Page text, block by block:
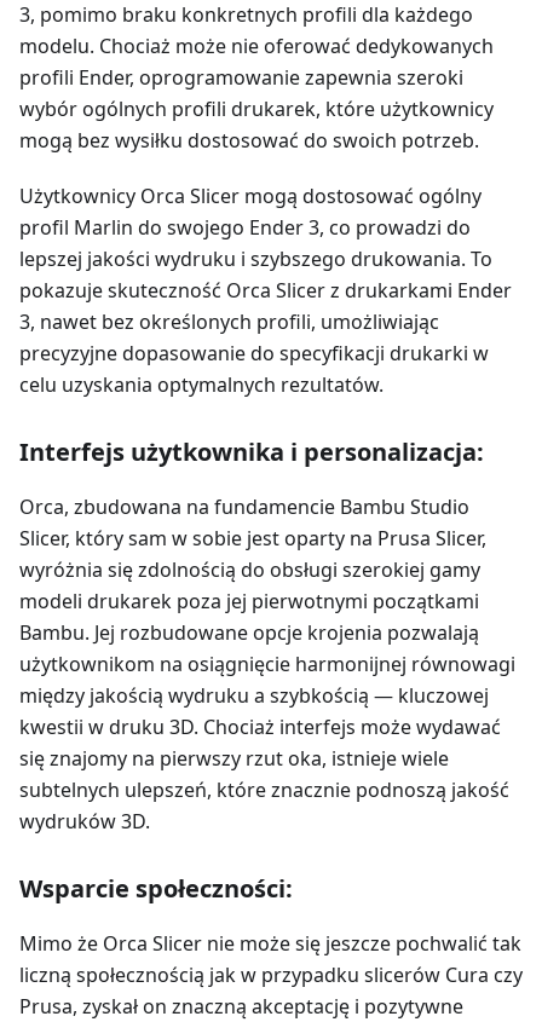
3, pomimo braku konkretnych profili dla każdego
modelu. Chociaż może nie oferować dedykowanych
profili Ender, oprogramowanie zapewnia szeroki
wybór ogólnych profili drukarek, które użytkownicy
mogą bez wysiłku dostosować do swoich potrzeb.
Użytkownicy Orca Slicer mogą dostosować ogólny
profil Marlin do swojego Ender 3, co prowadzi do
lepszej jakości wydruku i szybszego drukowania. To
pokazuje skuteczność Orca Slicer z drukarkami Ender
3, nawet bez określonych profili, umożliwiając
precyzyjne dopasowanie do specyfikacji drukarki w
celu uzyskania optymalnych rezultatów.
Interfejs użytkownika i personalizacja:
Orca, zbudowana na fundamencie Bambu Studio
Slicer, który sam w sobie jest oparty na Prusa Slicer,
wyróżnia się zdolnością do obsługi szerokiej gamy
modeli drukarek poza jej pierwotnymi początkami
Bambu. Jej rozbudowane opcje krojenia pozwalają
użytkownikom na osiągnięcie harmonijnej równowagi
między jakością wydruku a szybkością — kluczowej
kwestii w druku 3D. Chociaż interfejs może wydawać
się znajomy na pierwszy rzut oka, istnieje wiele
subtelnych ulepszeń, które znacznie podnoszą jakość
wydruków 3D.
Wsparcie społeczności:
Mimo że Orca Slicer nie może się jeszcze pochwalić tak
liczną społecznością jak w przypadku slicerów Cura czy
Prusa, zyskał on znaczną akceptację i pozytywne